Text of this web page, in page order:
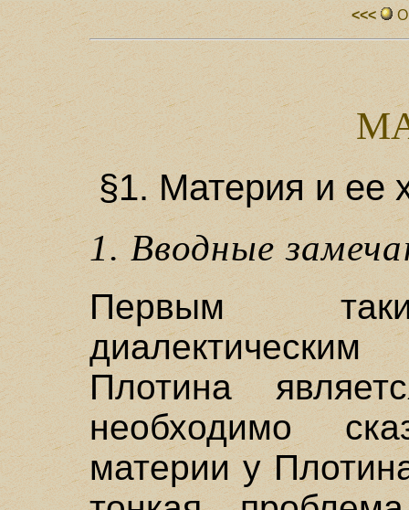
<<<
§1. Материя и ее
1. Вводные
Первым
Плотина
необходимо
материи у